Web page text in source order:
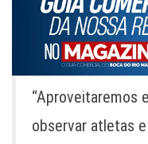
“Aproveitaremos
observar atletas